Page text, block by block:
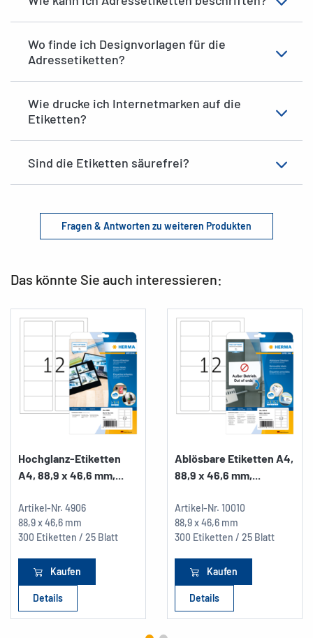
Wo finde ich Designvorlagen für die
Adressetiketten?
Wie drucke ich Internetmarken auf die
Etiketten?
Sind die Etiketten säurefrei?
Fragen & Antworten zu weiteren Produkten
Das könnte Sie auch interessieren:
Hochglanz-Etiketten
A4, 88,9 x 46,6 mm,...
Artikel-Nr. 4906
88,9 x 46,6 mm
300 Etiketten / 25 Blatt
Kaufen
Details
Ablösbare Etiketten A4,
88,9 x 46,6 mm,...
Artikel-Nr. 10010
88,9 x 46,6 mm
300 Etiketten / 25 Blatt
Kaufen
Details